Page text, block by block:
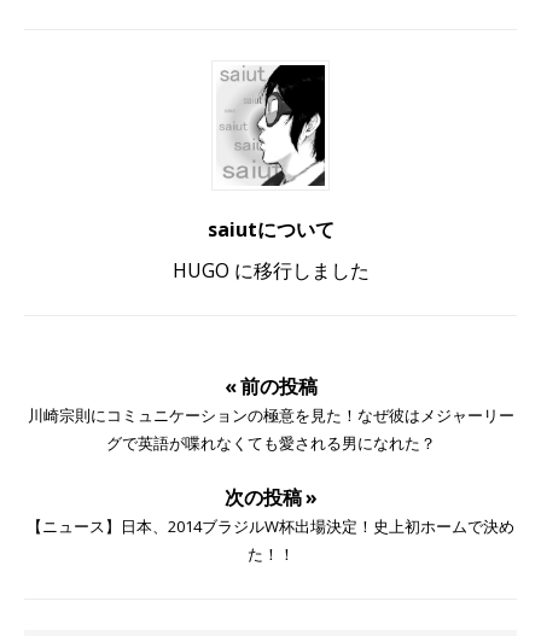
saiutについて
HUGO に移行しました
« 前の投稿
川崎宗則にコミュニケーションの極意を見た！なぜ彼はメジャーリー
グで英語が喋れなくても愛される男になれた？
次の投稿 »
【ニュース】日本、2014ブラジルW杯出場決定！史上初ホームで決め
た！！